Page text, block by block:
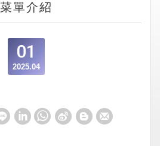
菜單介紹
01
2025.04